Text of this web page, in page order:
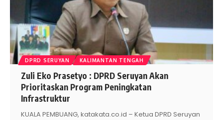
DPRD SERUYAN KALIMANTAN TENGAH
Zuli Eko Prasetyo : DPRD Seruyan Akan
Prioritaskan Program Peningkatan
Infrastruktur
KUALA PEMBUANG, katakata.co.id – Ketua DPRD Seruyan